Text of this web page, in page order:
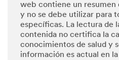
web contiene un resumen
y no se debe utilizar para
específicas. La lectura de
contenida no certifica la
conocimientos de salud y
información es actual en